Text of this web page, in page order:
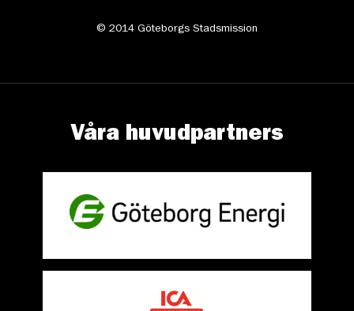
© 2014 Göteborgs Stadsmission
Våra huvudpartners